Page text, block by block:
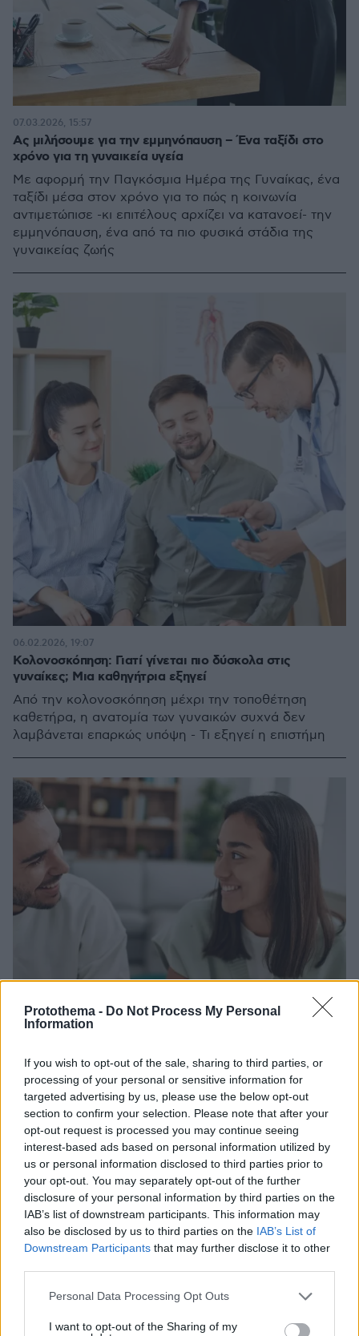
Protothema - Do Not Process My Personal
Information
If you wish to opt-out of the sale, sharing to third parties, or
processing of your personal or sensitive information for
targeted advertising by us, please use the below opt-out
section to confirm your selection. Please note that after your
opt-out request is processed you may continue seeing
interest-based ads based on personal information utilized by
us or personal information disclosed to third parties prior to
your opt-out. You may separately opt-out of the further
disclosure of your personal information by third parties on the
IAB’s list of downstream participants. This information may
also be disclosed by us to third parties on the IAB’s List of
Downstream Participants that may further disclose it to other
Please note that this website/app uses one or more Google
not limited to your visit or usage behaviour. You may click to
Personal Data Processing Opt Outs
I want to opt-out of the Sharing of my
Ας μιλήσουμε για την εμμηνόπαυση – Ένα ταξίδι στο
χρόνο για τη γυναικεία υγεία
Με αφορμή την Παγκόσμια Ημέρα της Γυναίκας, ένα
ταξίδι μέσα στον χρόνο για το πώς η κοινωνία
αντιμετώπισε -κι επιτέλους αρχίζει να κατανοεί- την
εμμηνόπαυση, ένα από τα πιο φυσικά στάδια της
γυναικείας ζωής
07.03.2026, 15:57
Κολονοσκόπηση: Γιατί γίνεται πιο δύσκολα στις
γυναίκες; Μια καθηγήτρια εξηγεί
Από την κολονοσκόπηση μέχρι την τοποθέτηση
καθετήρα, η ανατομία των γυναικών συχνά δεν
λαμβάνεται επαρκώς υπόψη - Τι εξηγεί η επιστήμη
06.02.2026, 19:07
Διαβήτης: Γιατί «χτυπά» διαφορετικά την καρδιά
ανδρών και γυναικών – Νέα μελέτη εξηγεί
Νέα μελέτη δείχνει ότι οι ορμόνες φύλου μπορεί να
παίζουν καθοριστικό ρόλο στον καρδιαγγειακό
κίνδυνο ατόμων με διαβήτη τύπου 2, αναδεικνύοντας
σημαντικές διαφορές μεταξύ ανδρών και γυναικών
30.01.2026, 20:05